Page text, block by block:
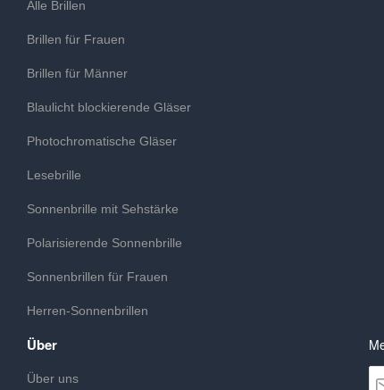
Alle Brillen
Brillen für Frauen
Brillen für Männer
Blaulicht blockierende Gläser
Photochromatische Gläser
Lesebrille
Sonnenbrille mit Sehstärke
Polarisierende Sonnenbrille
Sonnenbrillen für Frauen
Herren-Sonnenbrillen
Über
Über uns